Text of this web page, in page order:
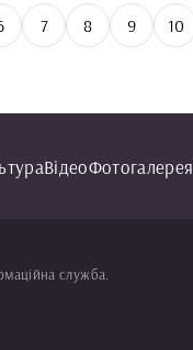
7 8 9 10
ВідеоФотогалерея
служба.